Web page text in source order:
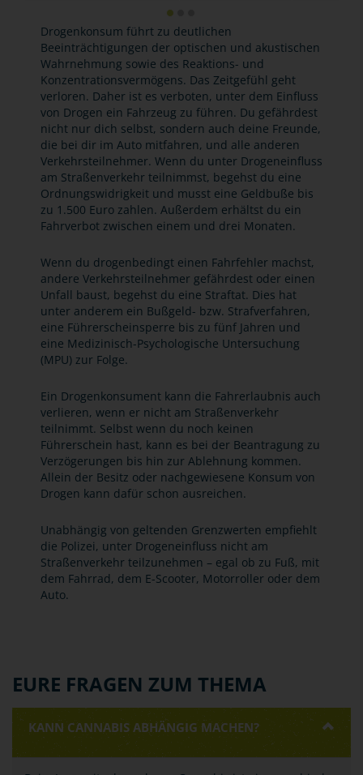
Drogenkonsum führt zu deutlichen
Beeinträchtigungen der optischen und akustischen
Wahrnehmung sowie des Reaktions- und
Konzentrationsvermögens. Das Zeitgefühl geht
verloren. Daher ist es verboten, unter dem Einfluss
von Drogen ein Fahrzeug zu führen. Du gefährdest
nicht nur dich selbst, sondern auch deine Freunde,
die bei dir im Auto mitfahren, und alle anderen
Verkehrsteilnehmer. Wenn du unter Drogeneinfluss
am Straßenverkehr teilnimmst, begehst du eine
Ordnungswidrigkeit und musst eine Geldbuße bis
zu 1.500 Euro zahlen. Außerdem erhältst du ein
Fahrverbot zwischen einem und drei Monaten.
Wenn du drogenbedingt einen Fahrfehler machst,
andere Verkehrsteilnehmer gefährdest oder einen
Unfall baust, begehst du eine Straftat. Dies hat
unter anderem ein Bußgeld- bzw. Strafverfahren,
eine Führerscheinsperre bis zu fünf Jahren und
eine Medizinisch-Psychologische Untersuchung
(MPU) zur Folge.
Ein Drogenkonsument kann die Fahrerlaubnis auch
verlieren, wenn er nicht am Straßenverkehr
teilnimmt. Selbst wenn du noch keinen
Führerschein hast, kann es bei der Beantragung zu
Verzögerungen bis hin zur Ablehnung kommen.
Allein der Besitz oder nachgewiesene Konsum von
Drogen kann dafür schon ausreichen.
Unabhängig von geltenden Grenzwerten empfiehlt
die Polizei, unter Drogeneinfluss nicht am
Straßenverkehr teilzunehmen – egal ob zu Fuß, mit
dem Fahrrad, dem E-Scooter, Motorroller oder dem
Auto.
EURE FRAGEN ZUM THEMA
KANN CANNABIS ABHÄNGIG MACHEN?